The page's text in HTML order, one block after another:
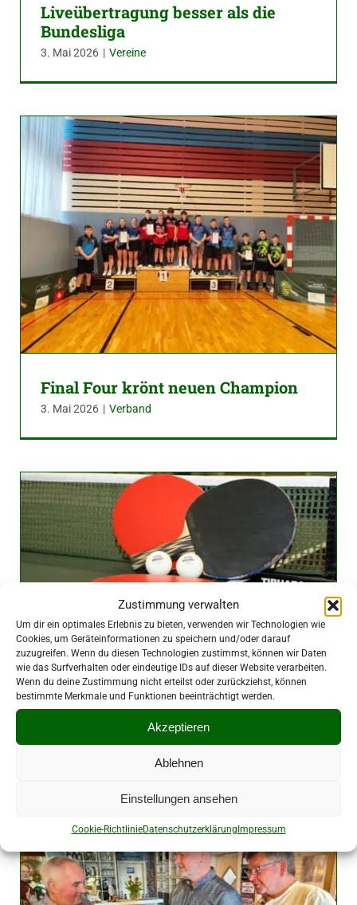
Zustimmung verwalten
Um dir ein optimales Erlebnis zu bieten, verwenden wir Technologien wie
Cookies, um Geräteinformationen zu speichern und/oder darauf
zuzugreifen. Wenn du diesen Technologien zustimmst, können wir Daten
wie das Surfverhalten oder eindeutige IDs auf dieser Website verarbeiten.
Wenn du deine Zustimmung nicht erteilst oder zurückziehst, können
bestimmte Merkmale und Funktionen beeinträchtigt werden.
Akzeptieren
Ablehnen
Einstellungen ansehen
Cookie-RichtlinieDatenschutzerklärung Impressum
Liveübertragung besser als die
Bundesliga
3. Mai 2026 | Vereine
Final Four krönt neuen Champion
3. Mai 2026 | Verband
Erinnerung zur Meldung –
Tischtennis bei den
Vogtlandspielen 2026
2. Mai 2026 | Verband